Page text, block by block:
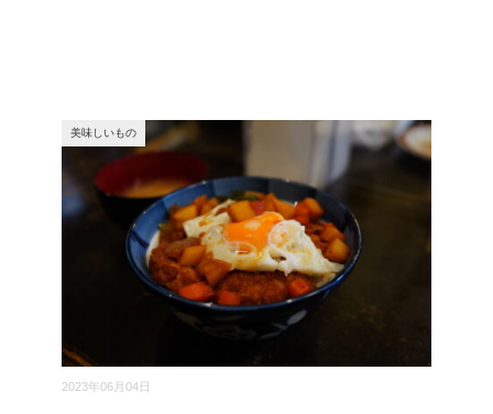
2023年06月04日
美味しいもの